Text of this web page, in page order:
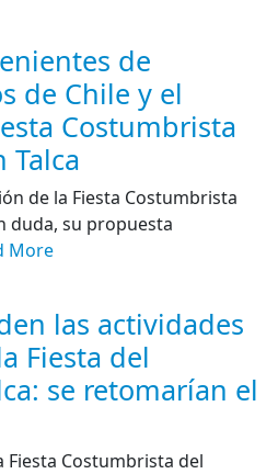
de
de Chile y el
Costumbrista
Talca
de la Fiesta Costumbrista
duda, su propuesta
More
las actividades
Fiesta del
se retomarían el
Fiesta Costumbrista del